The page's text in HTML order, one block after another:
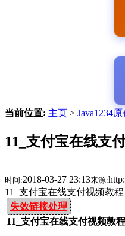
当前位置: 主页 > Java1234
11_支付宝在线支
时间:2018-03-27 23:13来源:
11_支付宝在线支付视频教
失效链接处理
11_支付宝在线支付视频教